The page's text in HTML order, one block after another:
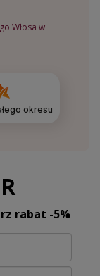
Włosa w
okresu
rabat -5%